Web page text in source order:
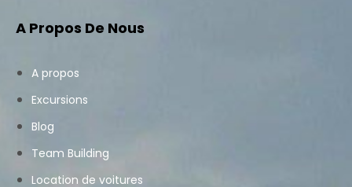
A Propos De Nous
A propos
Excursions
Blog
Team Building
Location de voitures